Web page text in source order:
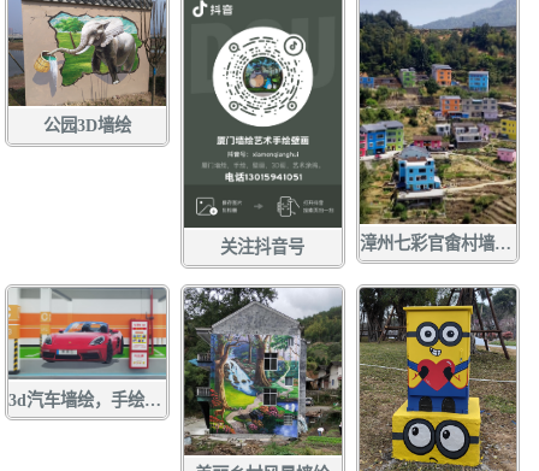
公园3D墙绘
关注抖音号 漳州七彩官畬村墙绘，手绘，壁画，彩绘
3d汽车墙绘，手绘，壁画，彩绘